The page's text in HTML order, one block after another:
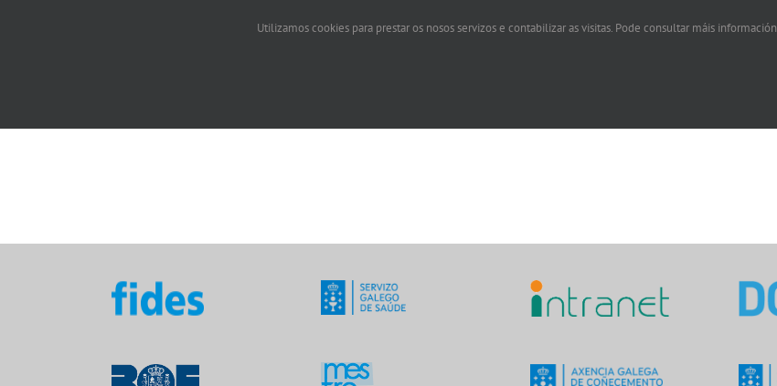
Utilizamos cookies para prestar os nosos servizos e contabilizar as visitas. Pode consultar máis información